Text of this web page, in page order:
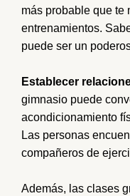
más probable que te
entrenamientos.
puede ser un
Establecer
gimnasio puede
acondicionamiento
Las personas
compañeros de
Además, las clases